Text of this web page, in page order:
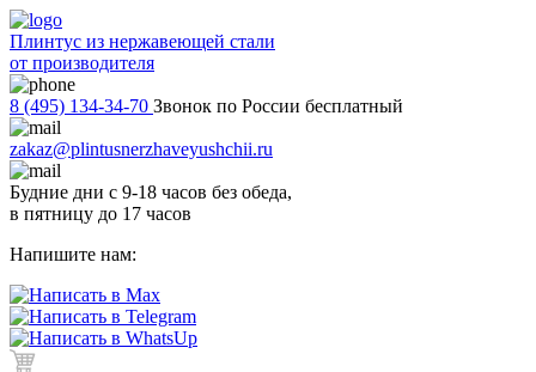
Плинтус из нержавеющей стали
от производителя
8 (495) 134-34-70 Звонок по России бесплатный
zakaz@plintusnerzhaveyushchii.ru
Будние дни с 9-18 часов без обеда,
в пятницу до 17 часов
Напишите нам: